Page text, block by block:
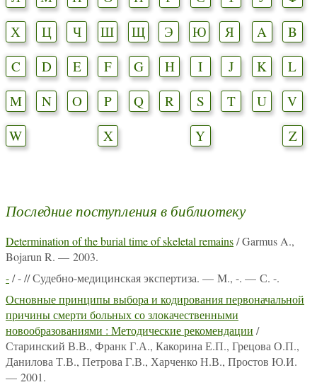
Х
Ц Ч Ш Щ Э Ю Я A
B
C
D E F G H I J K
L
M
N O P Q R S T U
V
W
X Y Z
Последние поступления в библиотеку
Determination of the burial time of skeletal remains/ Garmus A.,
Bojarun R. — 2003.
-/ - // Судебно-медицинская экспертиза. — М., -. — С. -.
Основные принципы выбора и кодирования первоначальной
причины смерти больных со злокачественными
новообразованиями : Методические рекомендации /
Старинский В.В., Франк Г.А., Какорина Е.П., Грецова О.П.,
Данилова Т.В., Петрова Г.В., Харченко Н.В., Простов Ю.И.
— 2001.